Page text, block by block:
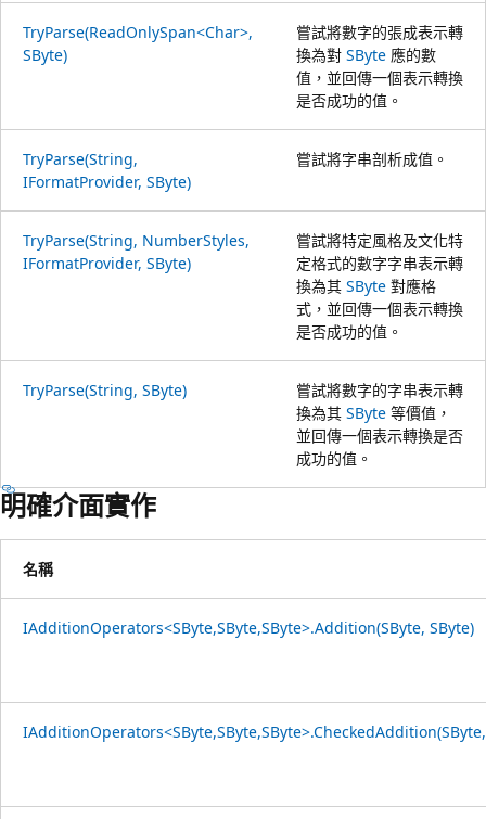
TryParse(ReadOnlySpan<Char>,
SByte)
嘗試將數字的張成表示轉
換為對 SByte 應的數
值，並回傳一個表示轉換
是否成功的值。
TryParse(String,
IFormatProvider, SByte)
嘗試將字串剖析成值。
TryParse(String, NumberStyles,
IFormatProvider, SByte)
嘗試將特定風格及文化特
定格式的數字字串表示轉
換為其 SByte 對應格
式，並回傳一個表示轉換
是否成功的值。
TryParse(String, SByte)
嘗試將數字的字串表示轉
換為其 SByte 等價值，
並回傳一個表示轉換是否
成功的值。
明確介面實作
名稱
IAdditionOperators<SByte,SByte,SByte>.Addition(SByte, SByte)